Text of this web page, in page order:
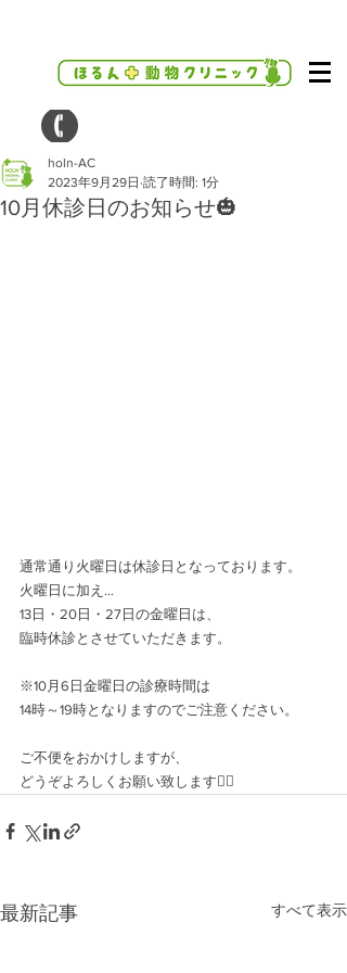
10月休診日のお知らせ🎃
holn-AC
2023年9月29日 読了時間: 1分
通常通り火曜日は休診日となっております。
火曜日に加え…
13日・20日・27日の金曜日は、
臨時休診とさせていただきます。
※10月6日金曜日の診療時間は
14時～19時となりますのでご注意ください。
ご不便をおかけしますが、
どうぞよろしくお願い致します🙇‍♂️
最新記事 すべて表示